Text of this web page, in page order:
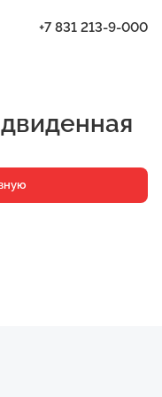
+7 831 213-9-000